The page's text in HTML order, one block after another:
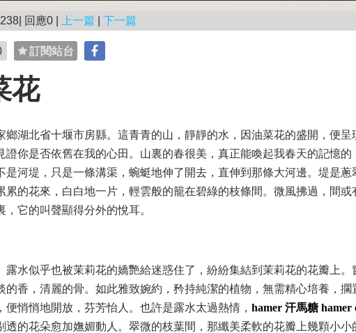
回應0 | 上一篇 下一篇
訂閱站台
花
鄉湖北省十堰市房縣。這青青的山，靜靜的水，因油菜花的盛開，便
證你是否依舊在我的心田。山裏的春很美，真正能喚起我春天的記憶
是河堤，只是一條溝渠，蜿蜓地伸了開去，直伸到那條大河邊。堤是
累的花來，白白地一片，輕雲般的籠在碧綠的枝條間。微風拂過，間
，它的叫聲顯得分外的悅耳。
露水似乎也被茉莉花的嬌艷給迷惑住了，紛紛集結到茉莉花的花瓣上。
的香，清麗的骨。如此雅致婉約，矜持純潔的植物，無需精心培養，
悄悄地開放，芬芳怡人。也許是露水太過熱情， hamer 汗馬糖 hamer
透的花朵愈加嫵媚動人。翠微的枝葉間，那纖美柔軟的花瓣上幾顆小